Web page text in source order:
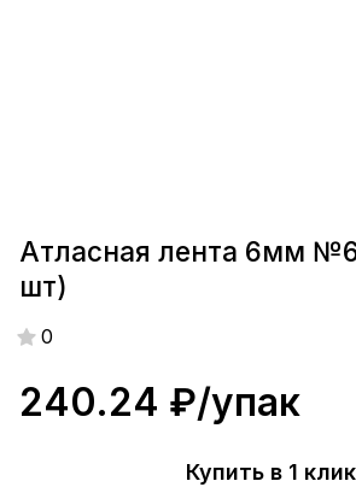
Атласная лента 6мм
шт)
0
240.24 ₽/упак
Купить в 1 клик